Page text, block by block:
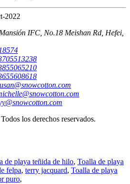
2022
IFC, No.18 Meishan Rd, Hefei,
los derechos reservados.
de playa teñida de hilo, Toalla de playa
felpa, terry jacquard, Toalla de playa
puro,